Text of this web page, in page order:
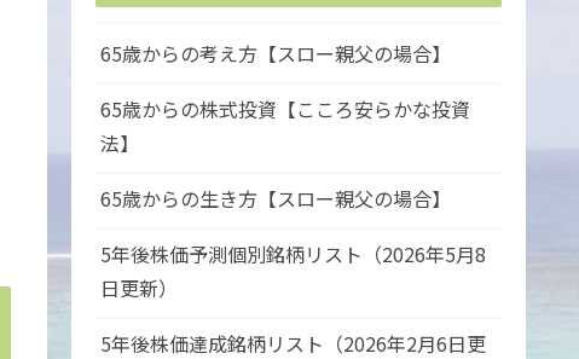
65歳からの考え方【スロー親父の場合】
65歳からの株式投資【こころ安らかな投資
法】
65歳からの生き方【スロー親父の場合】
5年後株価予測個別銘柄リスト（2026年5月8
日更新）
5年後株価達成銘柄リスト（2026年2月6日更